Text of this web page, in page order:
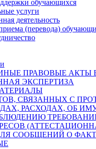
обучающихся
услуги
деятельность
(перевода)
ПРАВОВЫЕ АКТЫ
ЭКСПЕРТИЗА
СВЯЗАННЫХ С
РАСХОДАХ, ОБ
СООБЩЕНИЙ О